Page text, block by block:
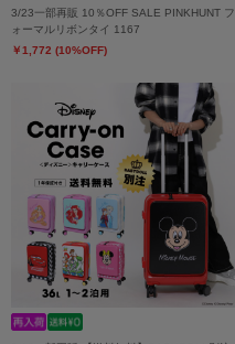
3/23一部再販 10％OFF SALE PINKHUNT フ
ォーマルリボンタイ 1167
￥1,772 (10%OFF)